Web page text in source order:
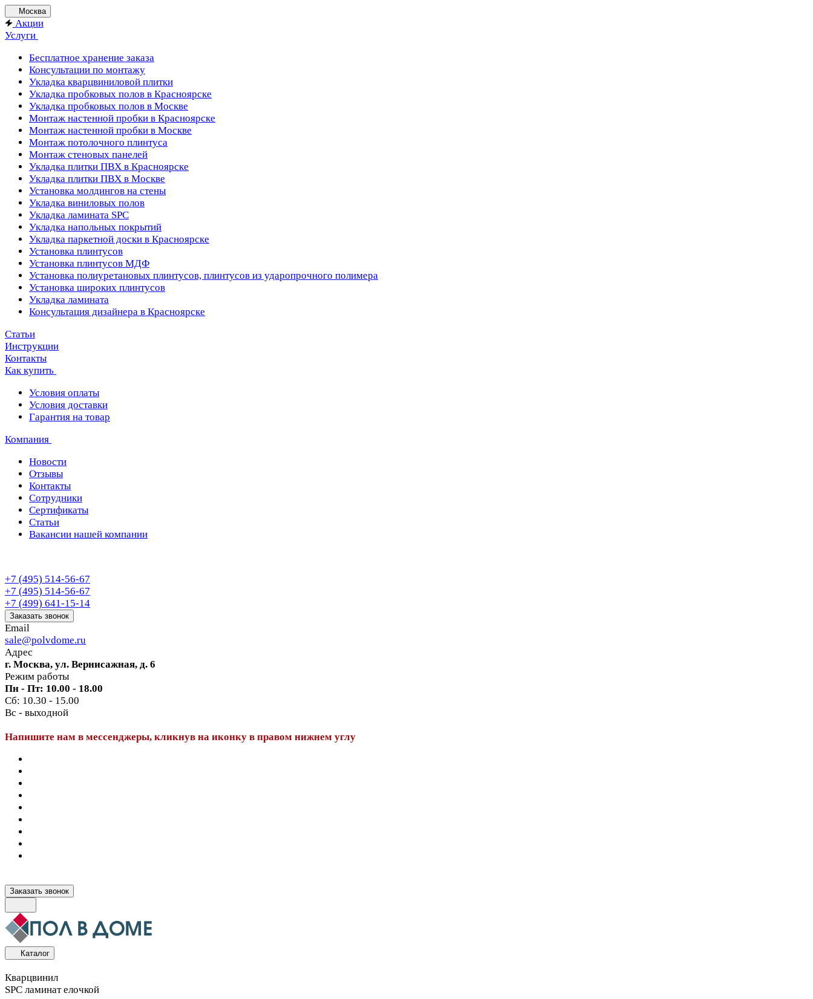
Москва
Акции
Услуги
Бесплатное хранение заказа
Консультации по монтажу
Укладка кварцвиниловой плитки
Укладка пробковых полов в Красноярске
Укладка пробковых полов в Москве
Монтаж настенной пробки в Красноярске
Монтаж настенной пробки в Москве
Монтаж потолочного плинтуса
Монтаж стеновых панелей
Укладка плитки ПВХ в Красноярске
Укладка плитки ПВХ в Москве
Установка молдингов на стены
Укладка виниловых полов
Укладка ламината SPC
Укладка напольных покрытий
Укладка паркетной доски в Красноярске
Установка плинтусов
Установка плинтусов МДФ
Установка полиуретановых плинтусов, плинтусов из ударопрочного полимера
Установка широких плинтусов
Укладка ламината
Консультация дизайнера в Красноярске
Статьи
Инструкции
Контакты
Как купить
Условия оплаты
Условия доставки
Гарантия на товар
Компания
Новости
Отзывы
Контакты
Сотрудники
Сертификаты
Статьи
Вакансии нашей компании
+7 (495) 514-56-67
+7 (495) 514-56-67
+7 (499) 641-15-14
Заказать звонок
Email
sale@polvdome.ru
Адрес
г. Москва, ул. Вернисажная, д. 6
Режим работы
Пн - Пт: 10.00 - 18.00
Сб: 10.30 - 15.00
Вс - выходной
Напишите нам в мессенджеры, кликнув на иконку в правом нижнем углу
Заказать звонок
Каталог
Кварцвинил
SPC ламинат елочкой